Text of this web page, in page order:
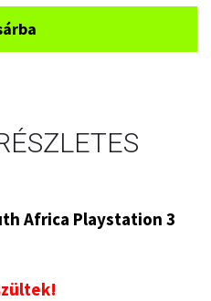
Africa Playstation 3